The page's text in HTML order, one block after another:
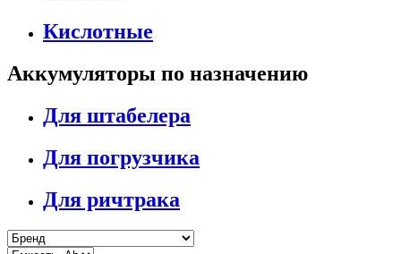
Кислотные
Аккумуляторы по назначению
Для штабелера
Для погрузчика
Для ричтрака